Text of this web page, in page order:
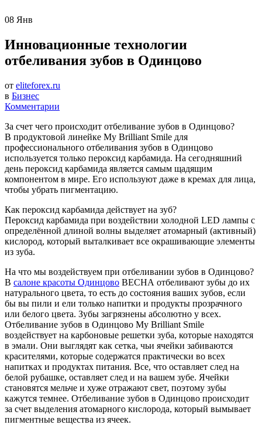
08 Янв
Инновационные технологии
отбеливания зубов в Одинцово
от eliteforex.ru
в Бизнес
Комментарии
За счет чего происходит отбеливание зубов в Одинцово?
В продуктовой линейке My Brilliant Smile для
профессионального отбеливания зубов в Одинцово
используется только пероксид карбамида. На сегодняшний
день пероксид карбамида является самым щадящим
компонентом в мире. Его используют даже в кремах для лица,
чтобы убрать пигментацию.
Как пероксид карбамида действует на зуб?
Пероксид карбамида при воздействии холодной LED лампы с
определённой длиной волны выделяет атомарный (активный)
кислород, который выталкивает все окрашивающие элементы
из зуба.
На что мы воздействуем при отбеливании зубов в Одинцово?
В салоне красоты Одинцово ВЕСНА отбеливают зубы до их
натурального цвета, то есть до состояния ваших зубов, если
бы вы пили и ели только напитки и продукты прозрачного
или белого цвета. Зубы загрязнены абсолютно у всех.
Отбеливание зубов в Одинцово My Brilliant Smile
воздействует на карбоновые решетки зуба, которые находятся
в эмали. Они выглядят как сетка, чьи ячейки забиваются
красителями, которые содержатся практически во всех
напитках и продуктах питания. Все, что оставляет след на
белой рубашке, оставляет след и на вашем зубе. Ячейки
становятся мельче и хуже отражают свет, поэтому зубы
кажутся темнее. Отбеливание зубов в Одинцово происходит
за счет выделения атомарного кислорода, который вымывает
пигментные вещества из ячеек.